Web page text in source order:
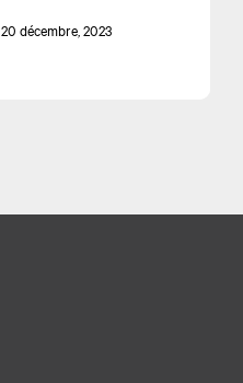
20 décembre, 2023